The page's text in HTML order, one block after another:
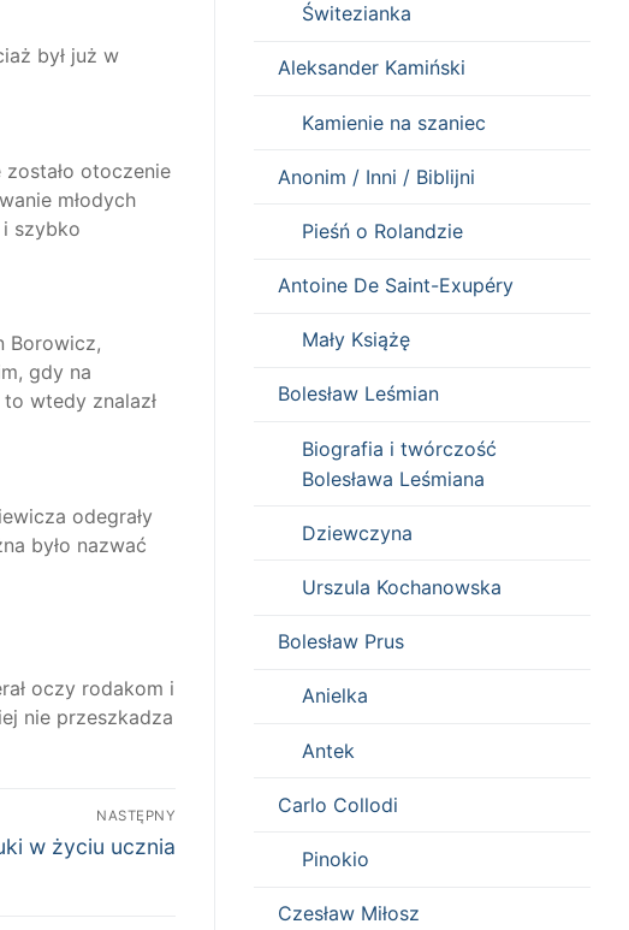
był już w
otoczenie
młodych
szybko
Borowicz,
gdy na
wtedy znalazł
odegrały
było nazwać
oczy rodakom i
nie przeszkadza
NASTĘPNY
w życiu ucznia
Świtezianka
Aleksander Kamiński
Kamienie na szaniec
Anonim / Inni / Biblijni
Pieśń o Rolandzie
Antoine De Saint-Exupéry
Mały Książę
Bolesław Leśmian
Biografia i twórczość
Bolesława Leśmiana
Dziewczyna
Urszula Kochanowska
Bolesław Prus
Anielka
Antek
Carlo Collodi
Pinokio
Czesław Miłosz